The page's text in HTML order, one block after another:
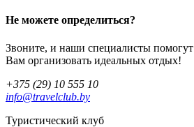
Не можете определиться?
Звоните, и наши специалисты помогут
Вам организовать идеальных отдых!
+375 (29) 10 555 10
info@travelclub.by
Туристический клуб